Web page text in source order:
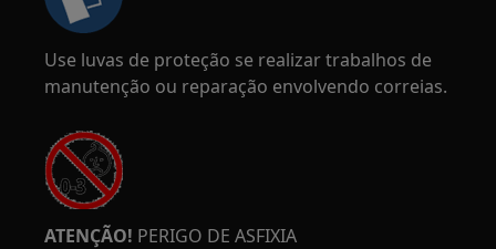
Use luvas de proteção se realizar trabalhos de
manutenção ou reparação envolvendo correias.
ATENÇÃO! PERIGO DE ASFIXIA